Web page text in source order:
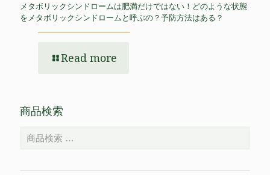
メタボリックシンドロームは肥満だけではない！どのような状態
をメタボリックシンドロームと呼ぶの？予防方法はある？
Read more
商品検索